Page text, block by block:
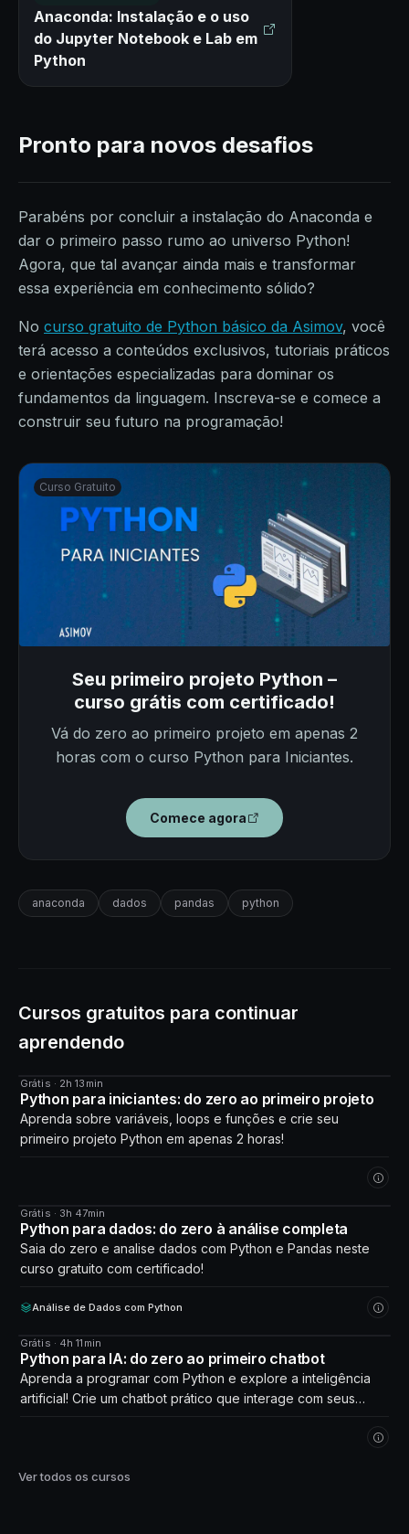
Anaconda: Instalação e o uso
do Jupyter Notebook e Lab em
Python
Pronto para novos desafios
Parabéns por concluir a instalação do Anaconda e
dar o primeiro passo rumo ao universo Python!
Agora, que tal avançar ainda mais e transformar
essa experiência em conhecimento sólido?
No curso gratuito de Python básico da Asimov, você
terá acesso a conteúdos exclusivos, tutoriais práticos
e orientações especializadas para dominar os
fundamentos da linguagem. Inscreva-se e comece a
construir seu futuro na programação!
Curso Gratuito
Seu primeiro projeto Python –
curso grátis com certificado!
Vá do zero ao primeiro projeto em apenas 2
horas com o curso Python para Iniciantes.
Comece agora
anaconda dados pandas python
Cursos gratuitos para continuar
aprendendo
CURSO
Grátis · 2h 13min
Python para iniciantes: do zero ao primeiro projeto
Aprenda sobre variáveis, loops e funções e crie seu
primeiro projeto Python em apenas 2 horas!
CURSO
Grátis · 3h 47min
Python para dados: do zero à análise completa
Saia do zero e analise dados com Python e Pandas neste
curso gratuito com certificado!
Análise de Dados com Python
CURSO
Grátis · 4h 11min
Python para IA: do zero ao primeiro chatbot
Aprenda a programar com Python e explore a inteligência
artificial! Crie um chatbot prático que interage com seus
Ver todos os cursos